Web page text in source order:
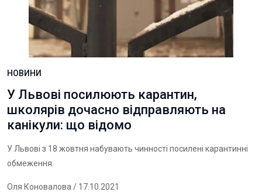
НОВИНИ
У Львові посилюють карантин,
школярів дочасно відправляють на
канікули: що відомо
У Львові з 18 жовтня набувають чинності посилені карантинні
обмеження.
Оля Коновалова / 17.10.2021